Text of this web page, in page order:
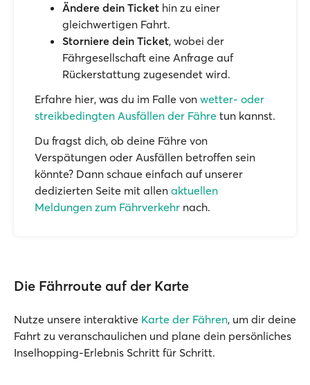
Ändere dein Ticket hin zu einer
gleichwertigen Fahrt.
Storniere dein Ticket, wobei der
Fährgesellschaft eine Anfrage auf
Rückerstattung zugesendet wird.
Erfahre hier, was du im Falle von wetter- oder
streikbedingten Ausfällen der Fähre tun kannst.
Du fragst dich, ob deine Fähre von
Verspätungen oder Ausfällen betroffen sein
könnte? Dann schaue einfach auf unserer
dedizierten Seite mit allen aktuellen
Meldungen zum Fährverkehr nach.
Die Fährroute auf der Karte
Nutze unsere interaktive Karte der Fähren, um dir deine
Fahrt zu veranschaulichen und plane dein persönliches
Inselhopping-Erlebnis Schritt für Schritt.